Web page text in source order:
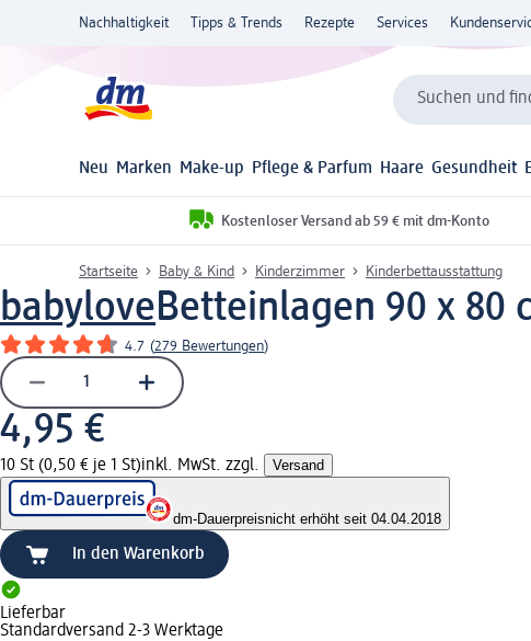
Nachhaltigkeit Tipps & Trends Rezepte Services
Suchen und
Neu Marken Make-up Pflege & Parfum Haare Gesundheit
Kostenloser Versand ab 59 € mit dm-Konto
Startseite Baby & Kind Kinderzimmer Kinderbettausstattung
babyloveBetteinlagen 90 x 80
4.7 (279 Bewertungen)
4,95 €
10 St (0,50 € je 1 St)inkl. MwSt. zzgl. Versand
dm-Dauerpreisnicht erhöht seit 04.04.2018
In den Warenkorb
Lieferbar
Standardversand 2-3 Werktage